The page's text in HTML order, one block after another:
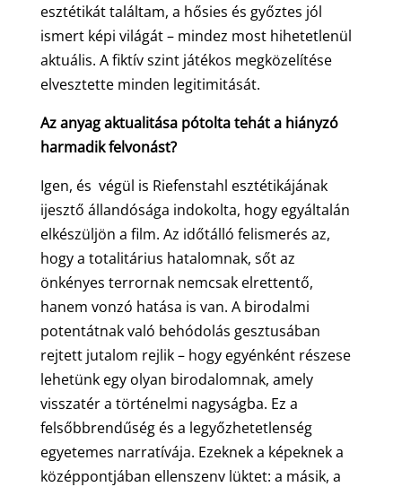
esztétikát találtam, a hősies és győztes jól
ismert képi világát – mindez most hihetetlenül
aktuális. A fiktív szint játékos megközelítése
elvesztette minden legitimitását.
Az anyag aktualitása pótolta tehát a hiányzó
harmadik felvonást?
Igen, és végül is Riefenstahl esztétikájának
ijesztő állandósága indokolta, hogy egyáltalán
elkészüljön a film. Az időtálló felismerés az,
hogy a totalitárius hatalomnak, sőt az
önkényes terrornak nemcsak elrettentő,
hanem vonzó hatása is van. A birodalmi
potentátnak való behódolás gesztusában
rejtett jutalom rejlik – hogy egyénként részese
lehetünk egy olyan birodalomnak, amely
visszatér a történelmi nagyságba. Ez a
felsőbbrendűség és a legyőzhetetlenség
egyetemes narratívája. Ezeknek a képeknek a
középpontjában ellenszenv lüktet: a másik, a